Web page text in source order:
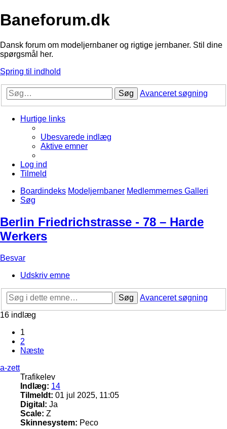
Baneforum.dk
Dansk forum om modeljernbaner og rigtige jernbaner. Stil dine
spørgsmål her.
Spring til indhold
Søg Avanceret søgning
Hurtige links
Ubesvarede indlæg
Aktive emner
Log ind
Tilmeld
Boardindeks Modeljernbaner Medlemmernes Galleri
Søg
Berlin Friedrichstrasse - 78 – Harde
Werkers
Besvar
Udskriv emne
Søg
Avanceret søgning
16 indlæg
1
2
Næste
a-zett
Trafikelev
Indlæg: 14
Tilmeldt: 01 jul 2025, 11:05
Digital: Ja
Scale: Z
Skinnesystem: Peco